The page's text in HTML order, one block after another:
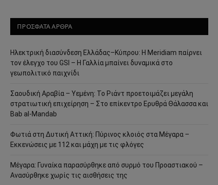
ΠΡΟΣΦΑΤΑ ΑΡΘΡΑ
Ηλεκτρική διασύνδεση Ελλάδας–Κύπρου: Η Meridiam παίρνει
τον έλεγχο του GSI – Η Γαλλία μπαίνει δυναμικά στο
γεωπολιτικό παιχνίδι
Σαουδική Αραβία – Υεμένη: Το Ριάντ προετοιμάζει μεγάλη
στρατιωτική επιχείρηση – Στο επίκεντρο Ερυθρά Θάλασσα και
Bab al-Mandab
Φωτιά στη Δυτική Αττική: Πύρινος κλοιός στα Μέγαρα –
Εκκενώσεις με 112 και μάχη με τις φλόγες
Μέγαρα: Γυναίκα παρασύρθηκε από συρμό του Προαστιακού –
Ανασύρθηκε χωρίς τις αισθήσεις της